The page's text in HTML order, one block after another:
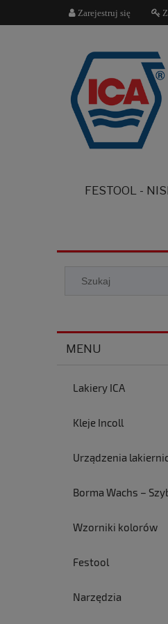
Zarejestruj się
FESTOOL -
MENU
Lakiery ICA
Kleje Incoll
Urządzenia
Borma Wachs –
Wzorniki kolorów
Festool
Narzędzia